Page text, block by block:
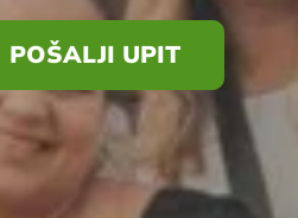
POŠALJI UPIT